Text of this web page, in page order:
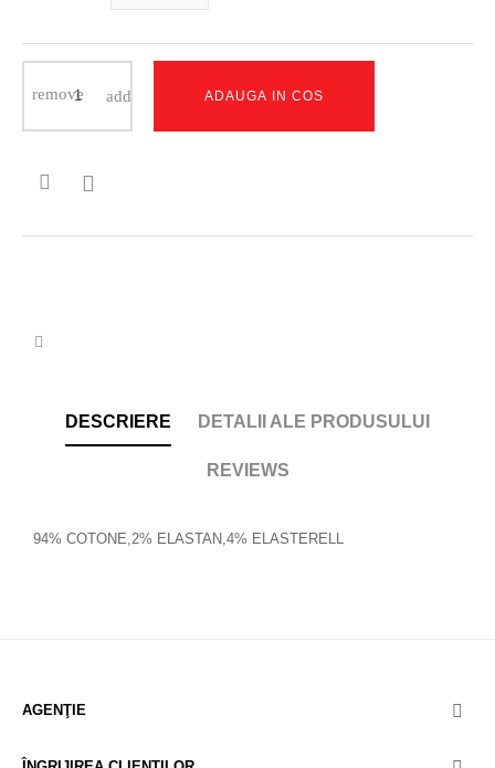
ADAUGA IN COS

DESCRIERE DETALII ALE PRODUSULUI
REVIEWS
94% COTONE,2% ELASTAN,4% ELASTERELL
AGENŢIE 